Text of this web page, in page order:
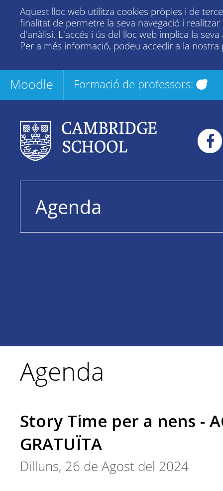
Aquest lloc web utilitza cookies pròpies i de
finalitat de permetre la seva navegació i realitzar
d'anàlisi. L'accés i ús del lloc web implica la seva
Per a més informació, podeu accedir a la nostra
Moodle Formació de professors:
Agenda
Agenda
Story Time per a nens -
GRATUÏTA
Dilluns, 26 de Agost del 2024